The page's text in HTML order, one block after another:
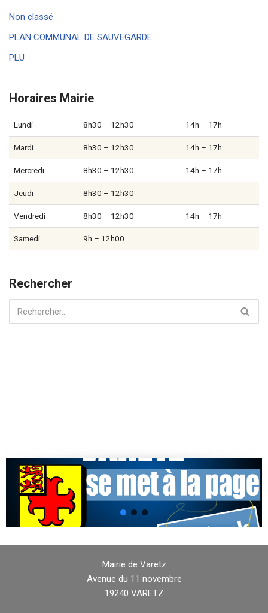
Non classé
PLAN COMMUNAL DE SAUVEGARDE
PLU
Horaires Mairie
Lundi 8h30 – 12h30 14h – 17h
Mardi 8h30 – 12h30 14h – 17h
Mercredi 8h30 – 12h30 14h – 17h
Jeudi 8h30 – 12h30
Vendredi 8h30 – 12h30 14h – 17h
Samedi 9h – 12h00
Rechercher
Mairie de Varetz
Avenue du 11 novembre
19240 VARETZ